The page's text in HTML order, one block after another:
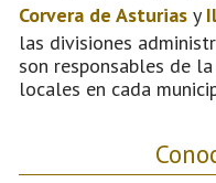
Corvera de Asturias y
las divisiones
son responsables de
locales en cada